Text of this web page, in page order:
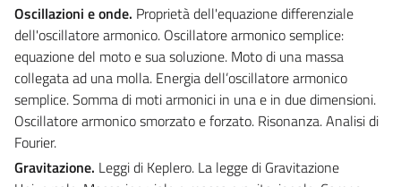
Oscillazioni e onde. Proprietà dell'equazione differenziale
dell'oscillatore armonico. Oscillatore armonico semplice:
equazione del moto e sua soluzione. Moto di una massa
collegata ad una molla. Energia dell’oscillatore armonico
semplice. Somma di moti armonici in una e in due dimensioni.
Oscillatore armonico smorzato e forzato. Risonanza. Analisi di
Fourier.
Gravitazione. Leggi di Keplero. La legge di Gravitazione